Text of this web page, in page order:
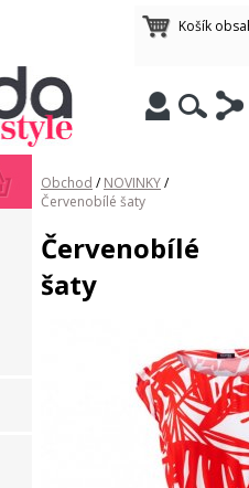
Košík
Obchod / NOVINKY/
Červenobílé šaty
Červenobílé
šaty